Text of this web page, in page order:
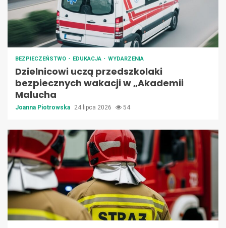
BEZPIECZEŃSTWO EDUKACJA WYDARZENIA
Dzielnicowi uczą przedszkolaki
bezpiecznych wakacji w „Akademii
Malucha
Joanna Piotrowska 24 lipca 2026 54